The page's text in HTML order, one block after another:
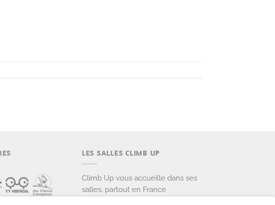
LES SALLES CLIMB UP
Climb Up vous accueille dans ses
salles, partout en France